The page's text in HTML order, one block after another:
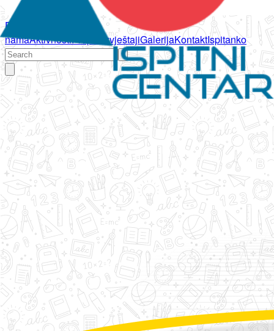
Početna
namaAktivnostiPropisi IzvještajiGalerijaKontaktIspitanko